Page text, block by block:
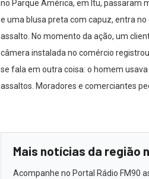
no Parque América, em Itu, passaram
e uma blusa preta com capuz, entra
assalto. No momento da ação, um
câmera instalada no comércio
se fala em outra coisa: o homem
assaltos. Moradores e comerciantes
Mais notícias da região
Acompanhe no Portal Rádio FM90